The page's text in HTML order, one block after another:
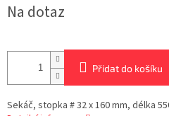
cena:
Na dotaz
Přidat do košíku
Sekáč, stopka # 32 x 160 mm, délka